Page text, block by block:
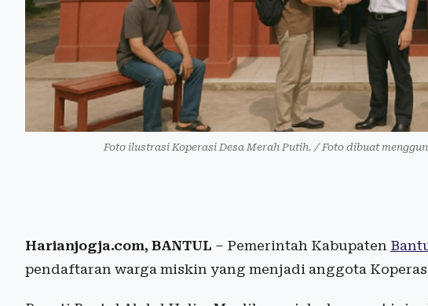
Foto ilustrasi Koperasi Desa Merah Putih. / Foto dibuat
Harianjogja.com, BANTUL – Pemerintah Kabupaten
pendaftaran warga miskin yang menjadi anggota